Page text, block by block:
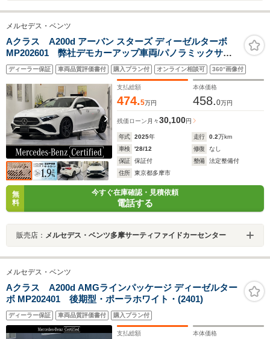
メルセデス・ベンツ
Aクラス A200d アーバン スターズ ディーゼルターボ
MP202601 弊社デモカーアップ車両/パノラミックサン
ルーフ/本革シート/シートヒーター/オートハイビーム/メ
モリー付きパワーシート/パーキングアシスト/アンビエン
トライト64色/純正ドラレコ前後/記録簿/禁煙車両
ディーラー保証 車両品質評価書付 購入プラン付 オンライン相談可 360°画像付
支払総額
474.5万円
本体価格
458.0万円
残価ローン 月々30,100円
年式 2025年 走行 0.2万km
車検
'28/12 修復
なし
保証
保証付 整備
法定整備付
住所
東京都多摩市
無
料
今すぐ在庫確認・見積依頼
電話する
販売店： メルセデス・ベンツ多摩サーティファイドカーセンター
メルセデス・ベンツ
Aクラス A200d AMGラインパッケージ ディーゼルター
ボ MP202401 後期型・ポーラホワイト・(2401)
ディーラー保証 車両品質評価書付 購入プラン付
支払総額 本体価格